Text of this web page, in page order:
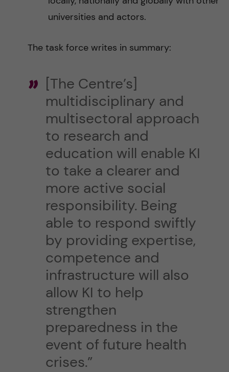
universities and actors.
The task force writes in summary:
[The Centre’s]
multidisciplinary and
multisectoral approach
to research and
education will enable KI
to take a clearer and
more active social
responsibility. Being
able to respond swiftly
by providing expertise,
competence and
infrastructure will also
allow KI to help
strengthen
preparedness in the
event of future health
crises.”